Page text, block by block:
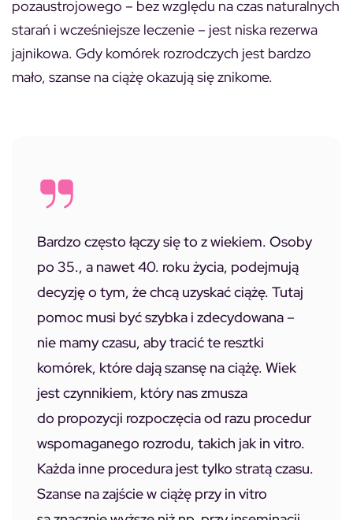
pozaustrojowego – bez względu na czas naturalnych
starań i wcześniejsze leczenie – jest niska rezerwa
jajnikowa. Gdy komórek rozrodczych jest bardzo
mało, szanse na ciążę okazują się znikome.
Bardzo często łączy się to z wiekiem. Osoby
po 35., a nawet 40. roku życia, podejmują
decyzję o tym, że chcą uzyskać ciążę. Tutaj
pomoc musi być szybka i zdecydowana –
nie mamy czasu, aby tracić te resztki
komórek, które dają szansę na ciążę. Wiek
jest czynnikiem, który nas zmusza
do propozycji rozpoczęcia od razu procedur
wspomaganego rozrodu, takich jak in vitro.
Każda inne procedura jest tylko stratą czasu.
Szanse na zajście w ciążę przy in vitro